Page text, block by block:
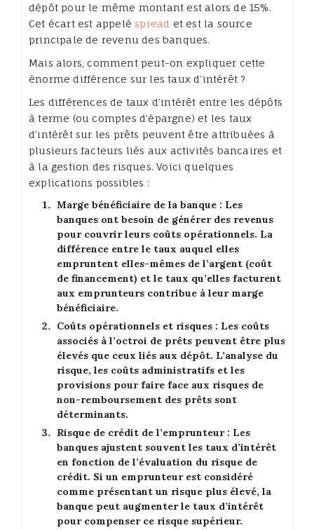
dépôt pour le même montant est alors de 15%.
Cet écart est appeléspread et est la source
principale de revenu des banques.
Mais alors, comment peut-on expliquer cette
énorme différence sur les taux d’intérêt ?
Les différences de taux d’intérêt entre les dépôts
à terme (ou comptes d’épargne) et les taux
d’intérêt sur les prêts peuvent être attribuées à
plusieurs facteurs liés aux activités bancaires et
à la gestion des risques. Voici quelques
explications possibles :
Marge bénéficiaire de la banque : Les
banques ont besoin de générer des revenus
pour couvrir leurs coûts opérationnels. La
différence entre le taux auquel elles
empruntent elles-mêmes de l’argent (coût
de financement) et le taux qu’elles facturent
aux emprunteurs contribue à leur marge
bénéficiaire.
Coûts opérationnels et risques : Les coûts
associés à l’octroi de prêts peuvent être plus
élevés que ceux liés aux dépôt. L’analyse du
risque, les coûts administratifs et les
provisions pour faire face aux risques de
non-remboursement des prêts sont
déterminants.
Risque de crédit de l’emprunteur: Les
banques ajustent souvent les taux d’intérêt
en fonction de l’évaluation du risque de
crédit. Si un emprunteur est considéré
comme présentant un risque plus élevé, la
banque peut augmenter le taux d’intérêt
pour compenser ce risque supérieur.